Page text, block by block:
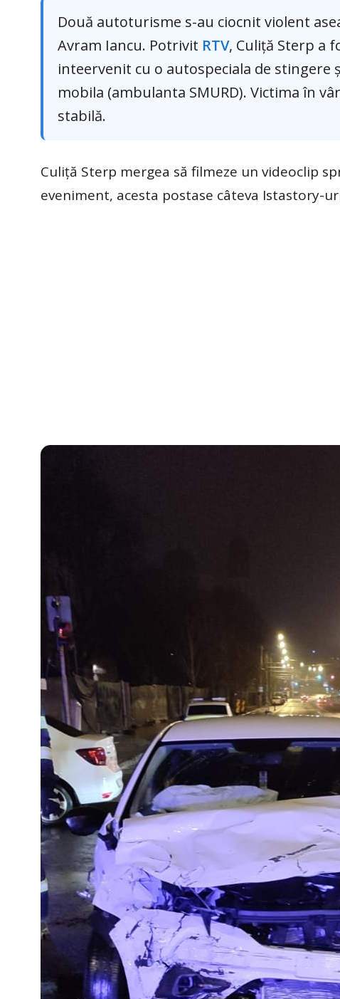
Două autoturisme s-au ciocnit violent
Avram Iancu. Potrivit RTV, Culiță Sterp a
inteervenit cu o autospeciala de stingere
mobila (ambulanta SMURD). Victima în
stabilă.
Culiță Sterp mergea să filmeze un videoclip
eveniment, acesta postase câteva Istastory-